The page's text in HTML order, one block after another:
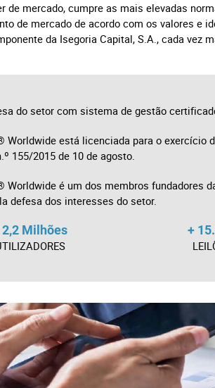
Náutica
de mercado, cumpre as mais elevadas
de mercado de acordo com os valores e
da Isegoria Capital, S.A., cada vez
do setor com sistema de gestão
Worldwide está licenciada para o
155/2015 de 10 de agosto.
Worldwide é um dos membros fundadores
defesa dos interesses do setor.
2,2 Milhões +